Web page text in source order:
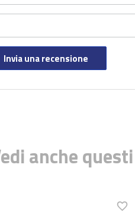
Invia una recensione
anche